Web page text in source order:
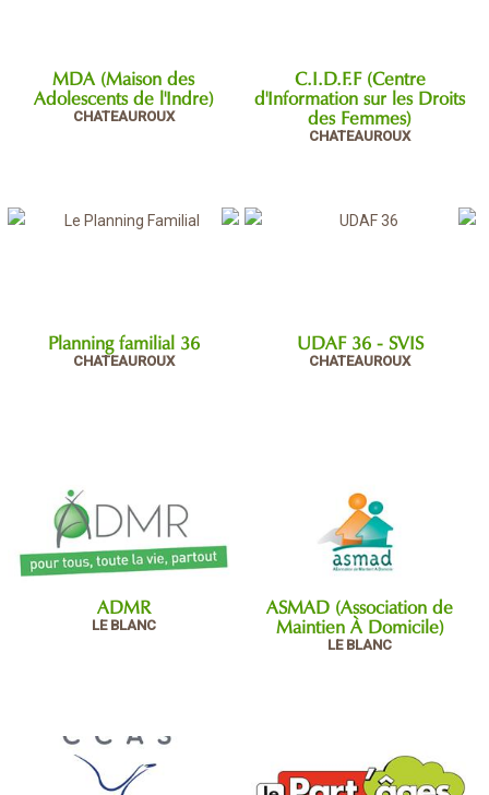
MDA (Maison des
Adolescents de l'Indre)
CHATEAUROUX
C.I.D.F.F (Centre
d'Information sur les Droits
des Femmes)
CHATEAUROUX
Planning familial 36
CHATEAUROUX
UDAF 36 - SVIS
CHATEAUROUX
ADMR
LE BLANC
ASMAD (Association de
Maintien À Domicile)
LE BLANC